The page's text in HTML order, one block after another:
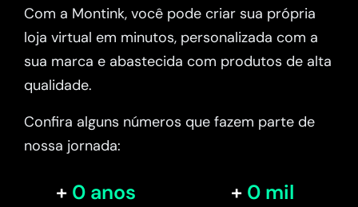
Com a Montink, você pode criar sua própria
loja virtual em minutos, personalizada com a
sua marca e abastecida com produtos de alta
qualidade.
Confira alguns números que fazem parte de
nossa jornada:
0 anos 0 mil